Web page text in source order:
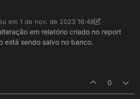
em 1 de nov. de 2023 16:48
por Wesley Anjos11 de jan. de 2023
em relatório criado no report
está sendo salvo no banco.
0